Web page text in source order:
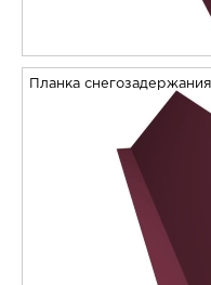
Планка снегозадержания